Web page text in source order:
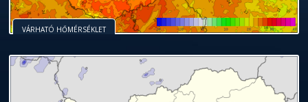
VÁRHATÓ HŐMÉRSÉKLET